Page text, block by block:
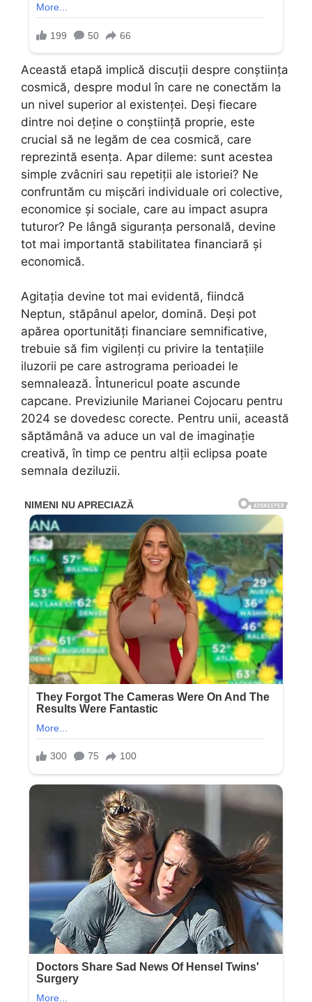
Această etapă implică discuții despre conștiința
cosmică, despre modul în care ne conectăm la
un nivel superior al existenței. Deși fiecare
dintre noi deține o conștiință proprie, este
crucial să ne legăm de cea cosmică, care
reprezintă esența. Apar dileme: sunt acestea
simple zvâcniri sau repetiții ale istoriei? Ne
confruntăm cu mișcări individuale ori colective,
economice și sociale, care au impact asupra
tuturor? Pe lângă siguranța personală, devine
tot mai importantă stabilitatea financiară și
economică.
Agitația devine tot mai evidentă, fiindcă
Neptun, stăpânul apelor, domină. Deși pot
apărea oportunități financiare semnificative,
trebuie să fim vigilenți cu privire la tentațiile
iluzorii pe care astrograma perioadei le
semnalează. Întunericul poate ascunde
capcane. Previziunile Marianei Cojocaru pentru
2024 se dovedesc corecte. Pentru unii, această
săptămână va aduce un val de imaginație
creativă, în timp ce pentru alții eclipsa poate
semnala deziluzii.